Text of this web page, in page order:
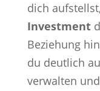
dich
Investment
Beziehung
du deutlich
verwalten